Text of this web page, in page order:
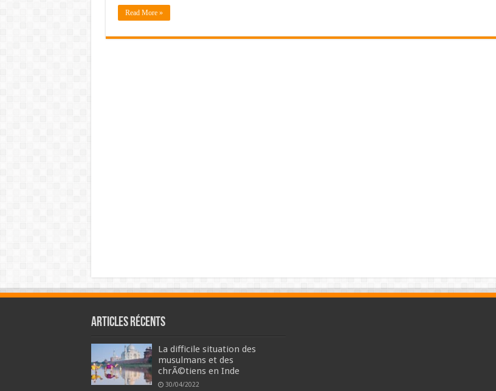
Read More »
Articles récents
La difficile situation des
musulmans et des
chrÃ©tiens en Inde
30/04/2022